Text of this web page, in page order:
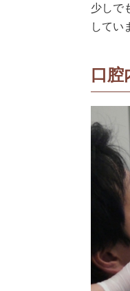
少しで
してい
口腔